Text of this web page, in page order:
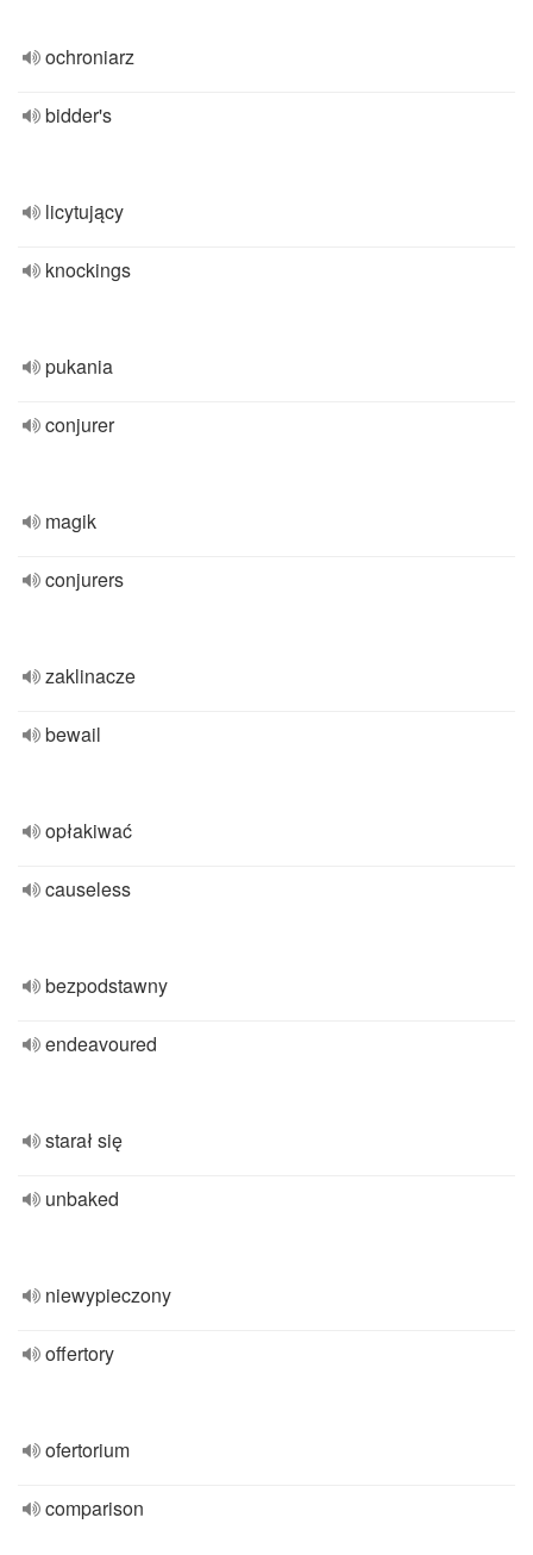
ochroniarz
bidder's
licytujący
knockings
pukania
conjurer
magik
conjurers
zaklinacze
bewail
opłakiwać
causeless
bezpodstawny
endeavoured
starał się
unbaked
niewypieczony
offertory
ofertorium
comparison